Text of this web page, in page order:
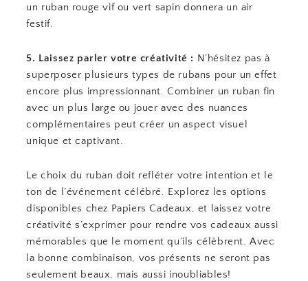
un ruban rouge vif ou vert sapin donnera un air
festif.
5. Laissez parler votre créativité : N’hésitez pas à
superposer plusieurs types de rubans pour un effet
encore plus impressionnant. Combiner un ruban fin
avec un plus large ou jouer avec des nuances
complémentaires peut créer un aspect visuel
unique et captivant.
Le choix du ruban doit refléter votre intention et le
ton de l’événement célébré. Explorez les options
disponibles chez Papiers Cadeaux, et laissez votre
créativité s’exprimer pour rendre vos cadeaux aussi
mémorables que le moment qu’ils célèbrent. Avec
la bonne combinaison, vos présents ne seront pas
seulement beaux, mais aussi inoubliables!